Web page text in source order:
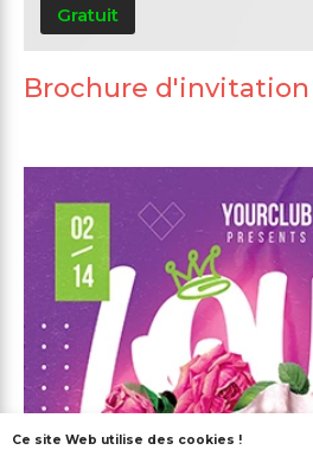
Gratuit
Brochure
Ce site Web utilise des cookies !